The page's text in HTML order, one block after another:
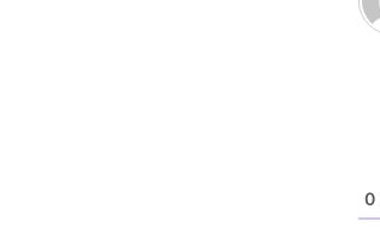
0